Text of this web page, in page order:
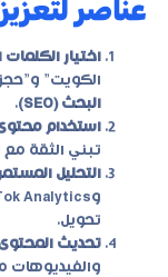
عناصر
اختيار
الكويت”
البحث (SEO)
.
استخدام
تبني الثقة مع
التحليل
تحويل.
تحديث
والفيديوهات